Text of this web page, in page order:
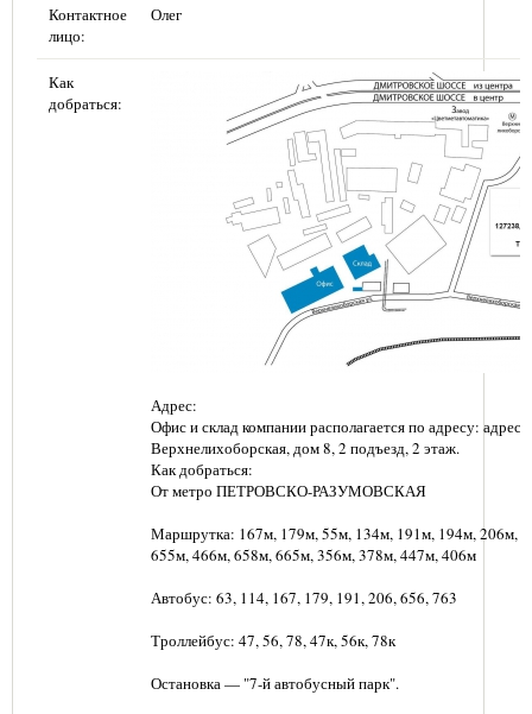
Контактное
лицо:
Олег
Как
добраться:
Адрес:
Офис и склад компании располагается по адресу: адрес:
Верхнелихоборская, дом 8, 2 подъезд, 2 этаж.
Как добраться:
От метро ПЕТРОВСКО-РАЗУМОВСКАЯ
Маршрутка: 167м, 179м, 55м, 134м, 191м, 194м, 206м,
655м, 466м, 658м, 665м, 356м, 378м, 447м, 406м
Автобус: 63, 114, 167, 179, 191, 206, 656, 763
Троллейбус: 47, 56, 78, 47к, 56к, 78к
Остановка — "7-й автобусный парк".